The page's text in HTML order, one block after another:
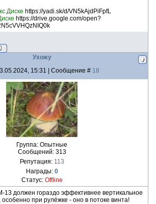
https://yadi.sk/d/VN5kAjdPiFpfL
https://drive.google.com/open?
Ухожу
15:31 | Сообщение # 18
Группа: Опытные
Сообщений: 313
Репутация: 113
Награды: 0
Статус: Offline
13 должен гораздо эффективнее вертикальное
при рулёжке - оно в потоке винта!